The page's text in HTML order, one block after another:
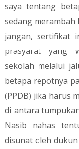
saya tentang
sedang merambah
jangan, sertifikat
prasyarat yang
sekolah melalui
betapa repotnya
(PPDB) jika harus
di antara
Nasib nahas
disunat oleh